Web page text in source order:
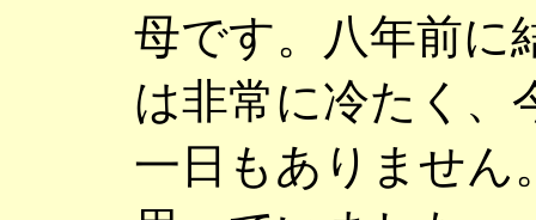
母です。八年前に
は非常に冷たく、
一日もありません